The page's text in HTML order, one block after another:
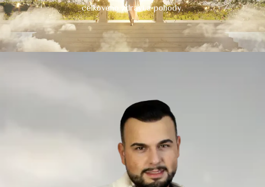
celkového zdraví a pohody.